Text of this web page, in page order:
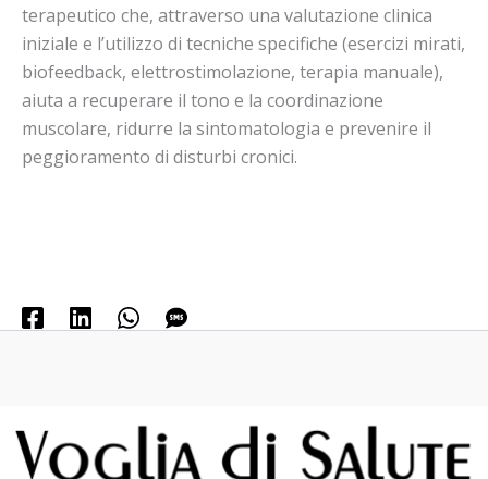
terapeutico che, attraverso una valutazione clinica
iniziale e l’utilizzo di tecniche specifiche (esercizi mirati,
biofeedback, elettrostimolazione, terapia manuale),
aiuta a recuperare il tono e la coordinazione
muscolare, ridurre la sintomatologia e prevenire il
peggioramento di disturbi cronici.